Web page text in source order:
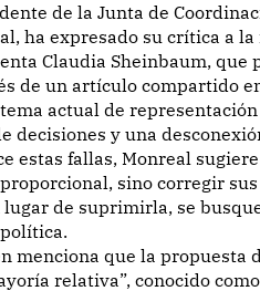
ha expresado su crítica a
Claudia Sheinbaum,
de un artículo compartido
actual de
decisiones y una
estas fallas, Monreal
sino corregir
lugar de suprimirla, se
menciona que la propuesta
relativa”, conocido